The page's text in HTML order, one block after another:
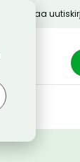
Tilaa